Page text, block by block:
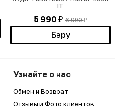
IT
5 990 ₽ 6 990₽
Беру
Узнайте о нас
Обмен и Возврат
Отзывы и Фото клиентов